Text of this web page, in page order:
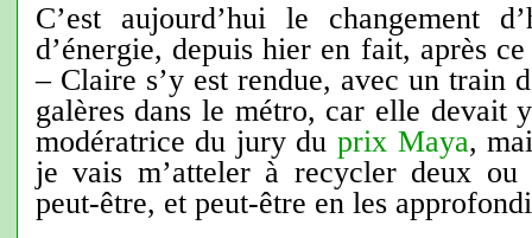
C’est aujourd’hui le changement
d’énergie, depuis hier en fait, après
– Claire s’y est rendue, avec un train
galères dans le métro, car elle devait
modératrice du jury du prix Maya,
je vais m’atteler à recycler deux ou
peut-être, et peut-être en les